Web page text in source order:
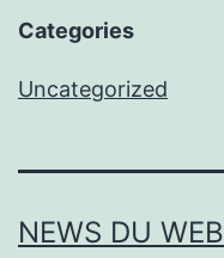
Categories
Uncategorized
NEWS DU WEB